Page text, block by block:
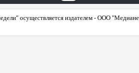
осуществляется издателем - ООО